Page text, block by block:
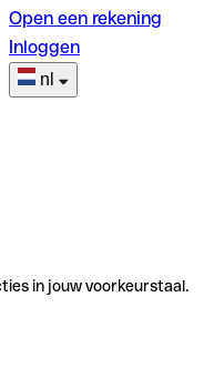
Open een rekening
Inloggen
nl
in jouw voorkeurstaal.